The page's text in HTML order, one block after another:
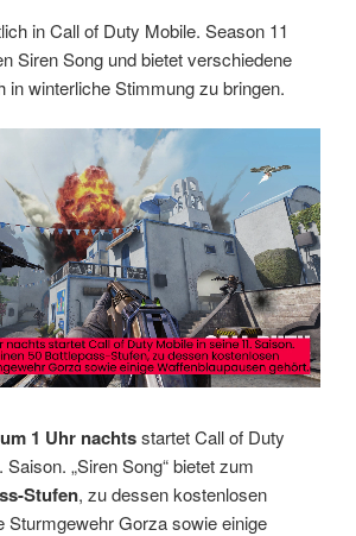
in Call of Duty Mobile. Season 11
Siren Song und bietet verschiedene
in winterliche Stimmung zu bringen.
1 Uhr nachtsstartet Call of Duty
„Siren Song“ bietet zum
Stufen, zu dessen kostenlosen
Sturmgewehr Gorza sowie einige